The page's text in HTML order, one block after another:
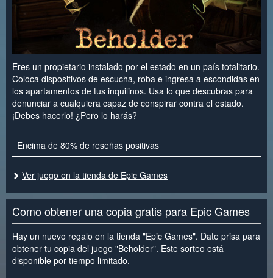
Eres un propietario instalado por el estado en un país totalitario.
Coloca dispositivos de escucha, roba e ingresa a escondidas en
los apartamentos de tus inquilinos. Usa lo que descubras para
denunciar a cualquiera capaz de conspirar contra el estado.
¡Debes hacerlo! ¿Pero lo harás?
Encima de 80% de reseñas positivas
Ver juego en la tienda de Epic Games
Como obtener una copia gratis para Epic Games
Hay un nuevo regalo en la tienda "Epic Games". Date prisa para
obtener tu copia del juego "Beholder". Este sorteo está
disponible por tiempo limitado.